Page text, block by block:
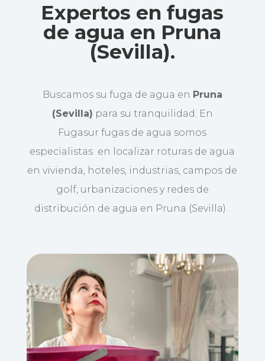
Expertos en fugas
de agua en Pruna
(Sevilla).
Buscamos su fuga de agua en Pruna
(Sevilla) para su tranquilidad. En
Fugasur fugas de agua somos
especialistas en localizar roturas de agua
en vivienda, hoteles, industrias, campos de
golf, urbanizaciones y redes de
distribución de agua en Pruna (Sevilla) .